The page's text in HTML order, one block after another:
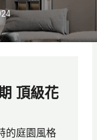
頂級花
的庭園風格